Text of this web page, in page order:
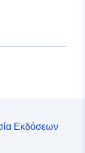
Εκδόσεων